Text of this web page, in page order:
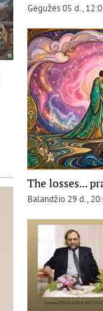
Gegužės 05 d.,
The losses...
Balandžio 29 d.,